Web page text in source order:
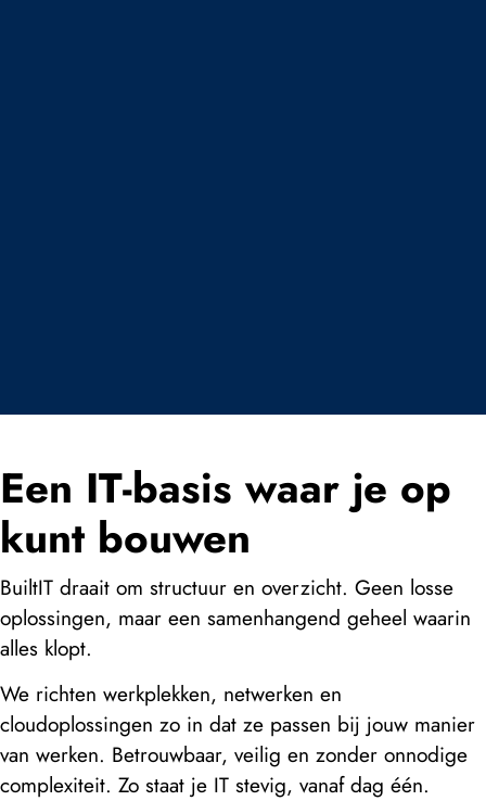
Een IT-basis waar je op
kunt bouwen
BuiltIT draait om structuur en overzicht. Geen losse
oplossingen, maar een samenhangend geheel waarin
alles klopt.
We richten werkplekken, netwerken en
cloudoplossingen zo in dat ze passen bij jouw manier
van werken. Betrouwbaar, veilig en zonder onnodige
complexiteit. Zo staat je IT stevig, vanaf dag één.